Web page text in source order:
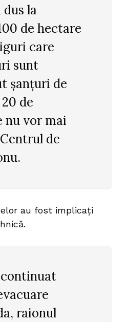
la
de hectare
care
sunt
șanțuri de
de
nu vor mai
de
au fost implicați
continuat
raionul